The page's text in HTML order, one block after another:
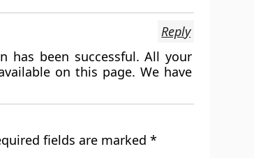
has been successful. All your
on this page. We have
Reply
fields are marked *